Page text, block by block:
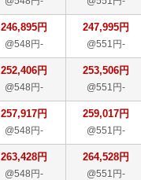
246,895円
@548円-
247,995円
@551円-
252,406円
@548円-
253,506円
@551円-
257,917円
@548円-
259,017円
@551円-
263,428円
@548円-
264,528円
@551円-